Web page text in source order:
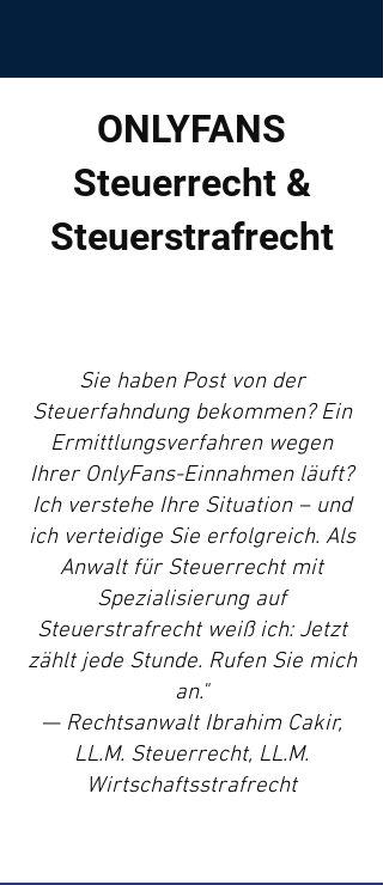
ONLYFANS
Steuerrecht &
Steuerstrafrecht
Sie haben Post von der
Steuerfahndung bekommen? Ein
Ermittlungsverfahren wegen
Ihrer OnlyFans-Einnahmen läuft?
Ich verstehe Ihre Situation – und
ich verteidige Sie erfolgreich. Als
Anwalt für Steuerrecht mit
Spezialisierung auf
Steuerstrafrecht weiß ich: Jetzt
zählt jede Stunde. Rufen Sie mich
an."
— Rechtsanwalt Ibrahim Cakir,
LL.M. Steuerrecht, LL.M.
Wirtschaftsstrafrecht